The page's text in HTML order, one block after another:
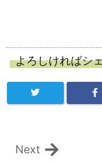
よろしければシ
Next